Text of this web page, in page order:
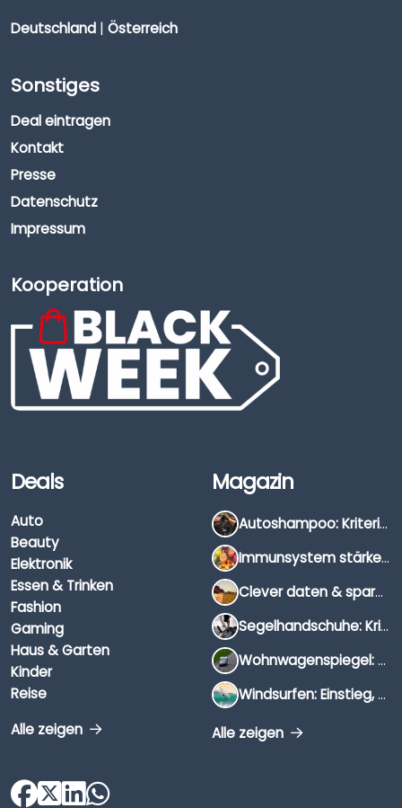
Deutschland | Österreich
Sonstiges
Deal eintragen
Kontakt
Presse
Datenschutz
Impressum
Kooperation
Deals
Auto
Beauty
Elektronik
Essen & Trinken
Fashion
Gaming
Haus & Garten
Kinder
Reise
Alle zeigen
Magazin
Autoshampoo: Kriterien, Unterschiede & Anwendung
Immunsystem stärken: Hausmittel, Vitamine & Wissenswertes
Clever daten & sparen: So findest du die besten Deals für Dates und Unternehmungen
Segelhandschuhe: Kriterien, Materialien & Tipps
Wohnwagenspiegel: Auswahl, Preise & Montage
Windsurfen: Einstieg, Ausrüstung & Tipps
Alle zeigen